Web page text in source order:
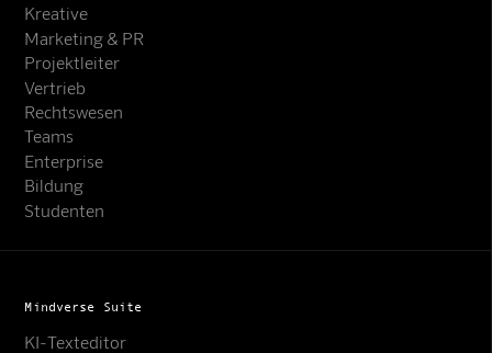
Kreative
Marketing & PR
Projektleiter
Vertrieb
Rechtswesen
Teams
Enterprise
Bildung
Studenten
Mindverse Suite
KI-Texteditor